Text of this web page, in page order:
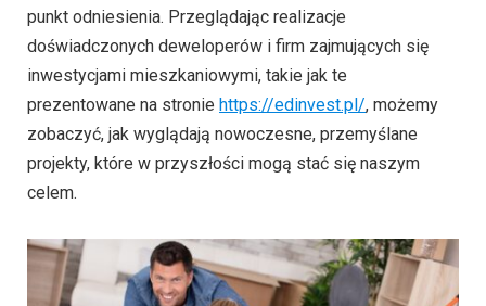
punkt odniesienia. Przeglądając realizacje
doświadczonych deweloperów i firm zajmujących się
inwestycjami mieszkaniowymi, takie jak te
prezentowane na stronie https://edinvest.pl/, możemy
zobaczyć, jak wyglądają nowoczesne, przemyślane
projekty, które w przyszłości mogą stać się naszym
celem.